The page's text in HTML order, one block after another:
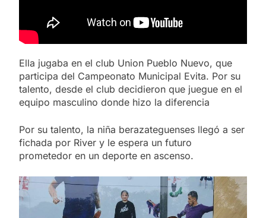
Ella jugaba en el club Union Pueblo Nuevo, que
participa del Campeonato Municipal Evita. Por su
talento, desde el club decidieron que juegue en el
equipo masculino donde hizo la diferencia
Por su talento, la niña berazateguenses llegó a ser
fichada por River y le espera un futuro
prometedor en un deporte en ascenso.